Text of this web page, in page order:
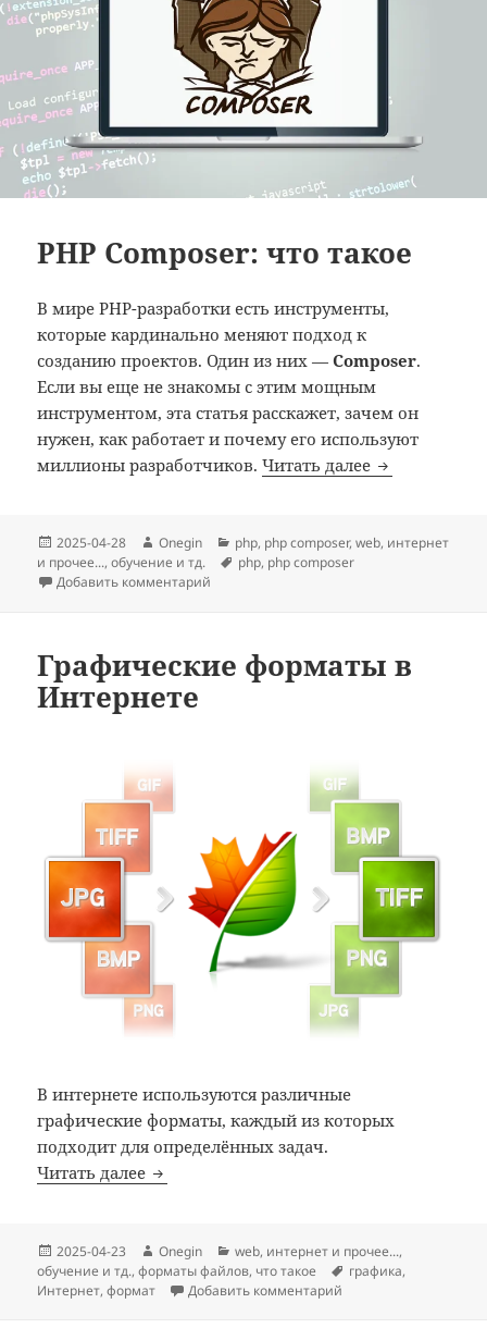
PHP Composer: что такое
В мире PHP-разработки есть инструменты,
которые кардинально меняют подход к
созданию проектов. Один из них —Composer.
Если вы еще не знакомы с этим мощным
инструментом, эта статья расскажет, зачем он
нужен, как работает и почему его используют
миллионы разработчиков.Читать далее PHP
Опубликовано
2025-04-28 Автор
Onegin Рубрики
php, php composer,web, интернет
и прочее...,обучение и тд. Метки
php, php composer
Добавить комментарий
Графические форматы в
Интернете
В интернете используются различные
графические форматы, каждый из которых
подходит для определённых задач.
Читать далее Графические форматы в Интернете
Опубликовано
2025-04-23 Автор
Onegin Рубрики
web, интернет и прочее...,
обучение и тд.,форматы файлов, что такое Метки
графика,
Интернет,формат Добавить комментарий